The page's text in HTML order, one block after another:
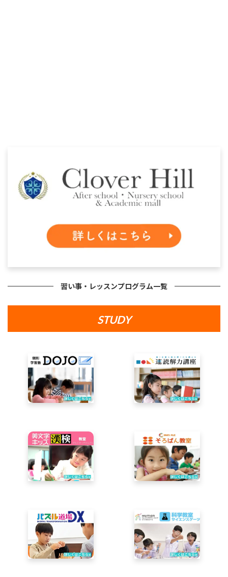
習い事・レッスンプログラム一覧
STUDY